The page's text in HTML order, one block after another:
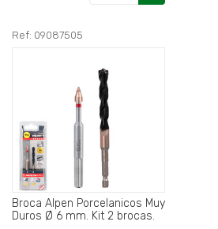
Ref: 09087505
Broca Alpen Porcelanicos Muy
Duros Ø 6 mm. Kit 2 brocas.